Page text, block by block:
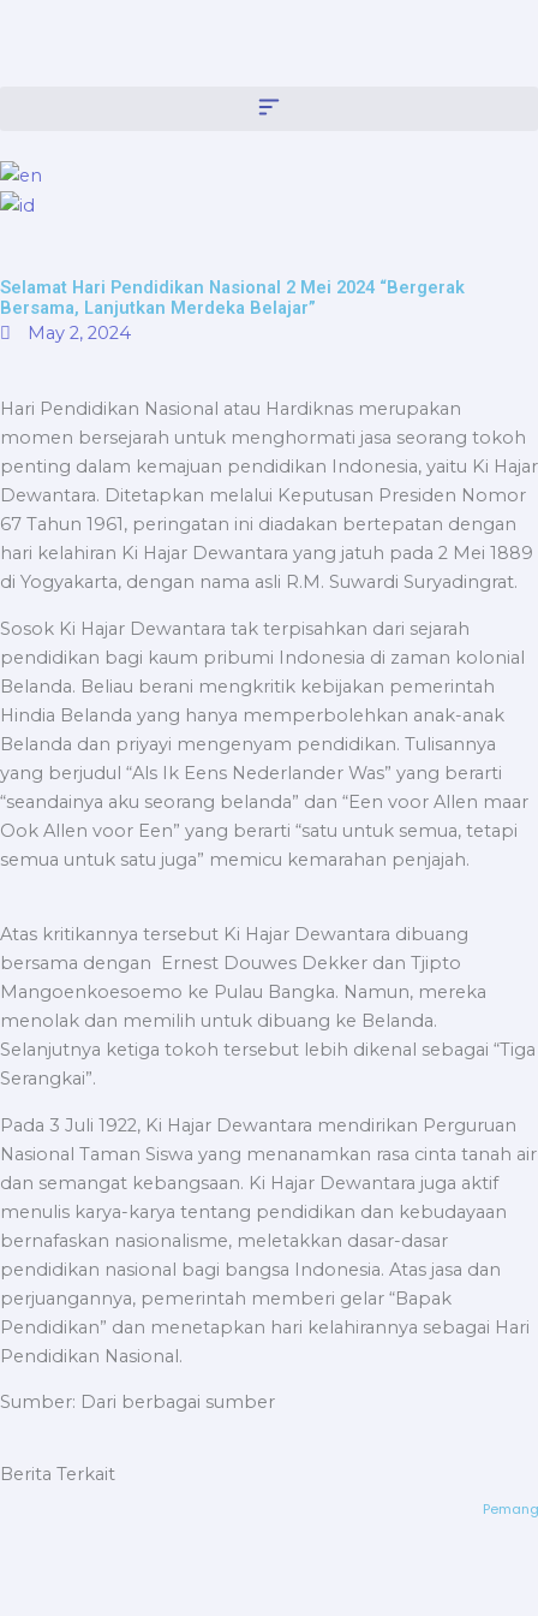
Selamat Hari Pendidikan Nasional 2 Mei 2024 “Bergerak
Bersama, Lanjutkan Merdeka Belajar”
May 2, 2024
Hari Pendidikan Nasional atau Hardiknas merupakan
momen bersejarah untuk menghormati jasa seorang tokoh
penting dalam kemajuan pendidikan Indonesia, yaitu Ki Hajar
Dewantara. Ditetapkan melalui Keputusan Presiden Nomor
67 Tahun 1961, peringatan ini diadakan bertepatan dengan
hari kelahiran Ki Hajar Dewantara yang jatuh pada 2 Mei 1889
di Yogyakarta, dengan nama asli R.M. Suwardi Suryadingrat.
Sosok Ki Hajar Dewantara tak terpisahkan dari sejarah
pendidikan bagi kaum pribumi Indonesia di zaman kolonial
Belanda. Beliau berani mengkritik kebijakan pemerintah
Hindia Belanda yang hanya memperbolehkan anak-anak
Belanda dan priyayi mengenyam pendidikan. Tulisannya
yang berjudul “Als Ik Eens Nederlander Was” yang berarti
“seandainya aku seorang belanda” dan “Een voor Allen maar
Ook Allen voor Een” yang berarti “satu untuk semua, tetapi
semua untuk satu juga” memicu kemarahan penjajah.
Atas kritikannya tersebut Ki Hajar Dewantara dibuang
bersama dengan Ernest Douwes Dekker dan Tjipto
Mangoenkoesoemo ke Pulau Bangka. Namun, mereka
menolak dan memilih untuk dibuang ke Belanda.
Selanjutnya ketiga tokoh tersebut lebih dikenal sebagai “Tiga
Serangkai”.
Pada 3 Juli 1922, Ki Hajar Dewantara mendirikan Perguruan
Nasional Taman Siswa yang menanamkan rasa cinta tanah air
dan semangat kebangsaan. Ki Hajar Dewantara juga aktif
menulis karya-karya tentang pendidikan dan kebudayaan
bernafaskan nasionalisme, meletakkan dasar-dasar
pendidikan nasional bagi bangsa Indonesia. Atas jasa dan
perjuangannya, pemerintah memberi gelar “Bapak
Pendidikan” dan menetapkan hari kelahirannya sebagai Hari
Pendidikan Nasional.
Sumber: Dari berbagai sumber
Berita Terkait